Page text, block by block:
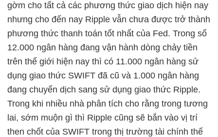
gờm cho tất cả các phương thức giao dịch hiện nay
nhưng cho đến nay Ripple vẫn chưa được trở thành
phương thức thanh toán tốt nhất của Fed. Trong số
12.000 ngân hàng đang vận hành dòng chảy tiền
trên thế giới hiện nay thì có 11.000 ngân hàng sử
dụng giao thức SWIFT đã cũ và 1.000 ngân hàng
đang chuyển dịch sang sử dụng giao thức Ripple.
Trong khi nhiều nhà phân tích cho rằng trong tương
lai, sớm muộn gì thì Ripple cũng sẽ bắn vào vị trí
then chốt của SWIFT trong thị trường tài chính thế